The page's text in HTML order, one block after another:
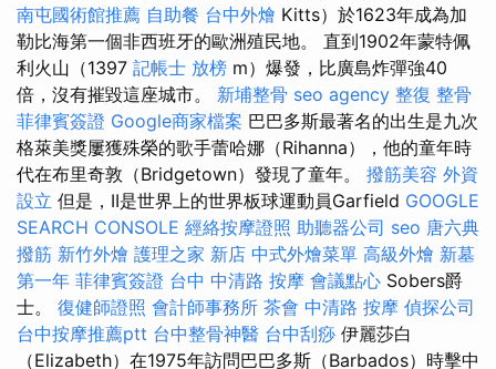
南屯國術館推薦 自助餐 台中外燴 Kitts）於1623年成為加
勒比海第一個非西班牙的歐洲殖民地。 直到1902年蒙特佩
利火山（1397 記帳士 放榜 m）爆發，比廣島炸彈強40
倍，沒有摧毀這座城市。 新埔整骨 seo agency 整復 整骨
菲律賓簽證 Google商家檔案 巴巴多斯最著名的出生是九次
格萊美獎屢獲殊榮的歌手蕾哈娜（Rihanna），他的童年時
代在布里奇敦（Bridgetown）發現了童年。 撥筋美容 外資
設立 但是，II是世界上的世界板球運動員Garfield GOOGLE
SEARCH CONSOLE 經絡按摩證照 助聽器公司 seo 唐六典
撥筋 新竹外燴 護理之家 新店 中式外燴菜單 高級外燴 新墓
第一年 菲律賓簽證 台中 中清路 按摩 會議點心 Sobers爵
士。 復健師證照 會計師事務所 茶會 中清路 按摩 偵探公司
台中按摩推薦ptt 台中整骨神醫 台中刮痧 伊麗莎白
（Elizabeth）在1975年訪問巴巴多斯（Barbados）時擊中